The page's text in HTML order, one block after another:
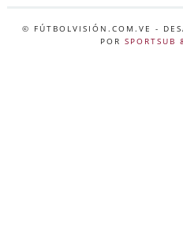
© FÚTBOLVISIÓN.COM.VE -
POR SPORTSUB